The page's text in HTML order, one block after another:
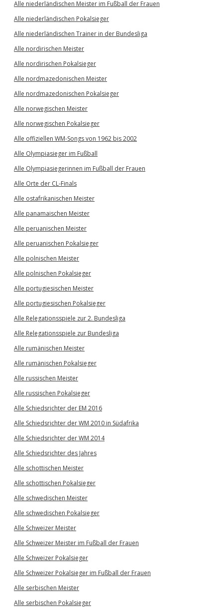
Alle niederländischen Meister im Fußball der Frauen
Alle niederländischen Pokalsieger
Alle niederländischen Trainer in der Bundesliga
Alle nordirischen Meister
Alle nordirischen Pokalsieger
Alle nordmazedonischen Meister
Alle nordmazedonischen Pokalsieger
Alle norwegischen Meister
Alle norwegischen Pokalsieger
Alle offiziellen WM-Songs von 1962 bis 2002
Alle Olympiasieger im Fußball
Alle Olympiasiegerinnen im Fußball der Frauen
Alle Orte der CL-Finals
Alle ostafrikanischen Meister
Alle panamaischen Meister
Alle peruanischen Meister
Alle peruanischen Pokalsieger
Alle polnischen Meister
Alle polnischen Pokalsieger
Alle portugiesischen Meister
Alle portugiesischen Pokalsieger
Alle Relegationsspiele zur 2. Bundesliga
Alle Relegationsspiele zur Bundesliga
Alle rumänischen Meister
Alle rumänischen Pokalsieger
Alle russischen Meister
Alle russischen Pokalsieger
Alle Schiedsrichter der EM 2016
Alle Schiedsrichter der WM 2010 in Südafrika
Alle Schiedsrichter der WM 2014
Alle Schiedsrichter des Jahres
Alle schottischen Meister
Alle schottischen Pokalsieger
Alle schwedischen Meister
Alle schwedischen Pokalsieger
Alle Schweizer Meister
Alle Schweizer Meister im Fußball der Frauen
Alle Schweizer Pokalsieger
Alle Schweizer Pokalsieger im Fußball der Frauen
Alle serbischen Meister
Alle serbischen Pokalsieger